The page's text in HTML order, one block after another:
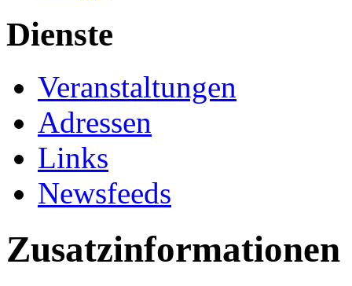
Dienste
Veranstaltungen
Adressen
Links
Newsfeeds
Zusatzinformationen